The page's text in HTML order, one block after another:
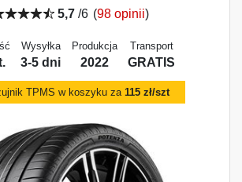
5,7/6 (98 opinii)
Wysyłka
3-5 dni
Produkcja
2022
Transport
GRATIS
TPMS w koszyku za115 zł/szt